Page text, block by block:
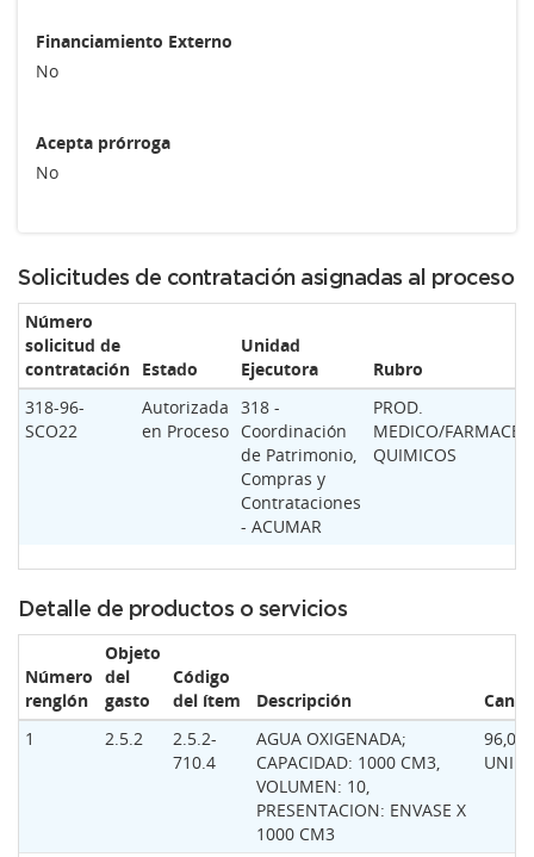
Financiamiento Externo
No
Acepta prórroga
No
Solicitudes de contratación asignadas al proceso
Número
solicitud de
contratación Estado
Unidad
Ejecutora
Rubro
318-96-
SCO22
Autorizada
en Proceso
318 -
Coordinación
de Patrimonio,
Compras y
Contrataciones
- ACUMAR
PROD.
MEDICO/
QUIMICOS
Detalle de productos o servicios
Número
renglón
Objeto
del
gasto
Código
del ítem
Descripción
1
2.5.2
2.5.2-
710.4
AGUA OXIGENADA;
CAPACIDAD: 1000 CM3,
VOLUMEN: 10,
PRESENTACION: ENVASE X
1000 CM3
96,00